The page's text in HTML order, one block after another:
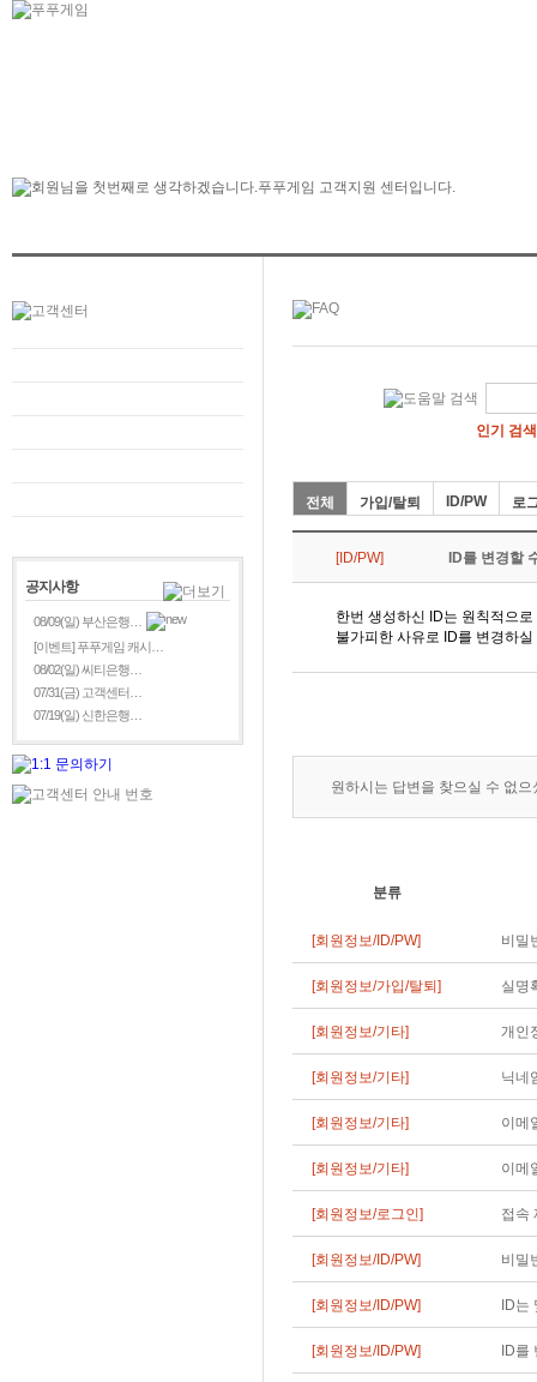
공지사항
08/09(일) 부산은행…
[이벤트] 푸푸게임 캐시…
08/02(일) 씨티은행…
07/31(금) 고객센터…
07/19(일) 신한은행…
인기 검
전체 가입/탈퇴 ID/PW 로
[ID/PW] ID를 변경할
한번 생성하신 ID는 원칙적으
불가피한 사유로 ID를 변경하
원하시는 답변을 찾으실 수 없
분류
[회원정보/ID/PW] 비밀
[회원정보/가입/탈퇴] 실명
[회원정보/기타] 개인
[회원정보/기타] 닉네
[회원정보/기타] 이메
[회원정보/기타] 이메
[회원정보/로그인] 접속
[회원정보/ID/PW] 비밀
[회원정보/ID/PW] ID
[회원정보/ID/PW] ID